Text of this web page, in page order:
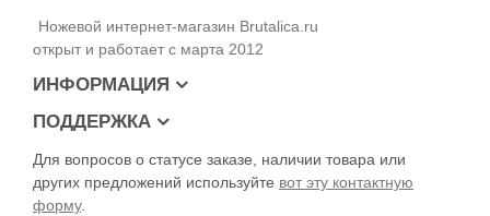
Ножевой интернет-магазин Brutalica.ru
открыт и работает с марта 2012
ИНФОРМАЦИЯ
ПОДДЕРЖКА
Для вопросов о статусе заказе, наличии товара или
других предложений используйте вот эту контактную
форму.